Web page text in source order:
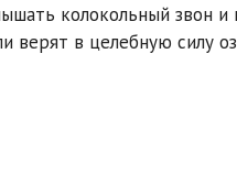
колокольный звон
верят в целебную силу